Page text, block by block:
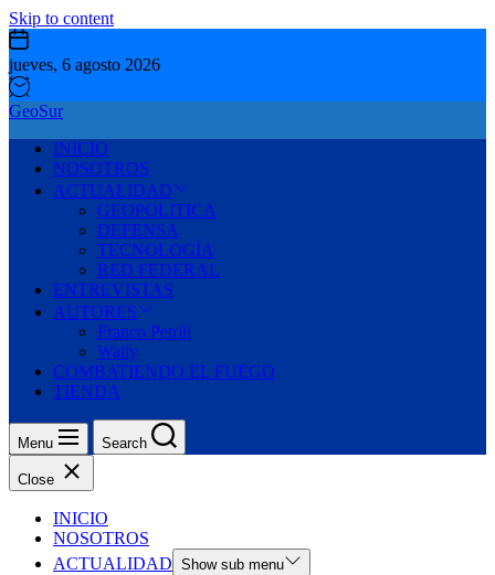
Skip to content
jueves, 6 agosto 2026
GeoSur
INICIO
NOSOTROS
ACTUALIDAD
GEOPOLITICA
DEFENSA
TECNOLOGÍA
RED FEDERAL
ENTREVISTAS
AUTORES
Franco Petrili
Wally
COMBATIENDO EL FUEGO
TIENDA
Menu Search
Close
INICIO
NOSOTROS
ACTUALIDAD Show sub menu